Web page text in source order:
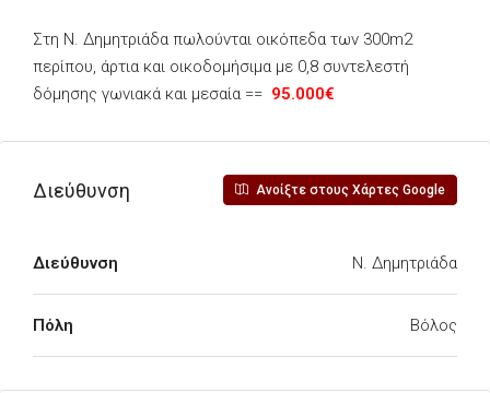
Στη Ν. Δημητριάδα πωλούνται οικόπεδα των 300m2
περίπου, άρτια και οικοδομήσιμα με 0,8 συντελεστή
δόμησης γωνιακά και μεσαία == 95.000€
Διεύθυνση Ανοίξτε στους Χάρτες Google
Διεύθυνση Ν. Δημητριάδα
Πόλη Βόλος